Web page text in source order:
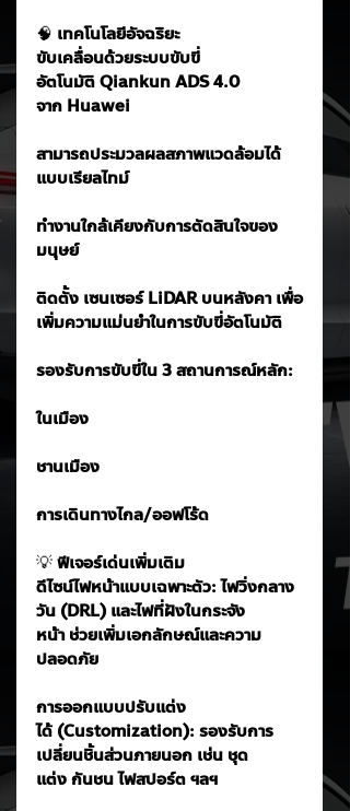
🧠 เทคโนโลยีอัจฉริยะ
ขับเคลื่อนด้วยระบบขับขี่
อัตโนมัติ Qiankun ADS 4.0
จาก Huawei
สามารถประมวลผลสภาพแวดล้อมได้
แบบเรียลไทม์
ทำงานใกล้เคียงกับการตัดสินใจของ
มนุษย์
ติดตั้ง เซนเซอร์ LiDAR บนหลังคา เพื่อ
เพิ่มความแม่นยำในการขับขี่อัตโนมัติ
รองรับการขับขี่ใน 3 สถานการณ์หลัก:
ในเมือง
ชานเมือง
การเดินทางไกล/ออฟโร้ด
💡 ฟีเจอร์เด่นเพิ่มเติม
ดีไซน์ไฟหน้าแบบเฉพาะตัว: ไฟวิ่งกลาง
วัน (DRL) และไฟที่ฝังในกระจัง
หน้า ช่วยเพิ่มเอกลักษณ์และความ
ปลอดภัย
การออกแบบปรับแต่ง
ได้ (Customization): รองรับการ
เปลี่ยนชิ้นส่วนภายนอก เช่น ชุด
แต่ง กันชน ไฟสปอร์ต ฯลฯ